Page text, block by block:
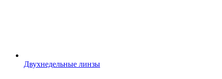
Двухнедельные линзы